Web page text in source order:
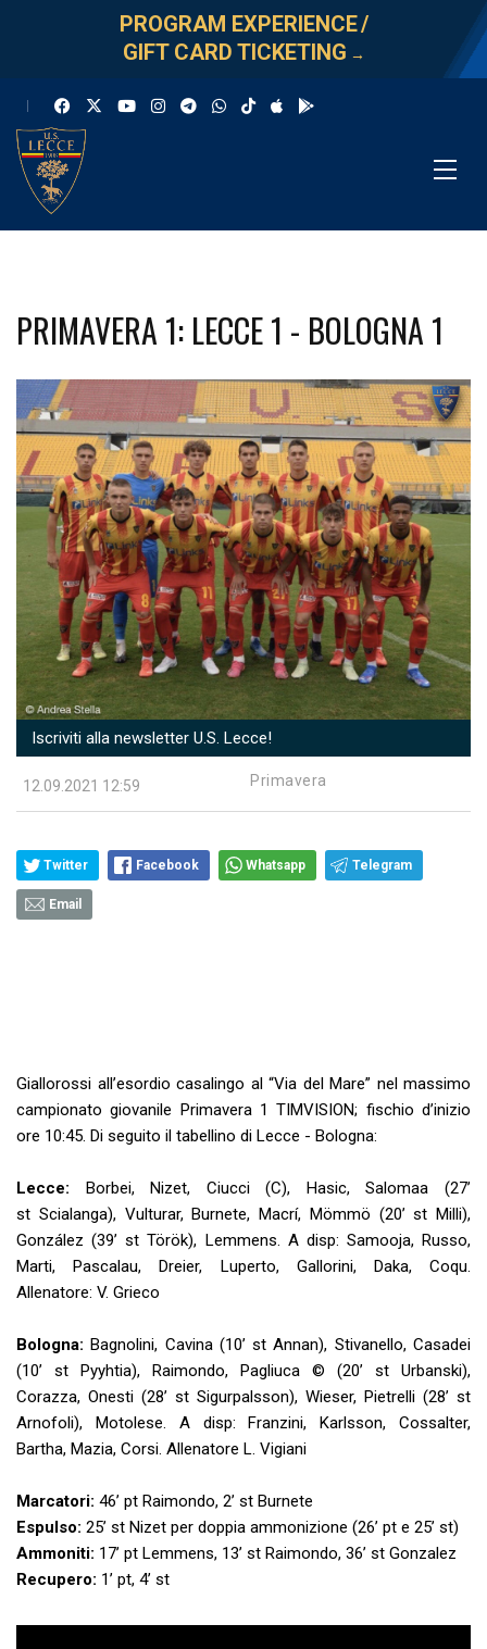
PROGRAM EXPERIENCE/
GIFT CARD TICKETING →
PRIMAVERA 1: LECCE 1 - BOLOGNA 1
Iscriviti alla newsletter U.S. Lecce!
12.09.2021 12:59 Primavera
Twitter Facebook Whatsapp Telegram
Email
Giallorossi all’esordio casalingo al “Via del Mare” nel massimo
campionato giovanile Primavera 1 TIMVISION; fischio d’inizio
ore 10:45. Di seguito il tabellino di Lecce - Bologna:
Lecce: Borbei, Nizet, Ciucci (C), Hasic, Salomaa (27’
st Scialanga), Vulturar, Burnete, Macrí, Mömmö (20’ st Milli),
González (39’ st Török), Lemmens. A disp: Samooja, Russo,
Marti, Pascalau, Dreier, Luperto, Gallorini, Daka, Coqu.
Allenatore: V. Grieco
Bologna:Bagnolini, Cavina(10’ st Annan), Stivanello, Casadei
(10’ st Pyyhtia), Raimondo, Pagliuca © (20’ st Urbanski),
Corazza, Onesti (28’ st Sigurpalsson), Wieser, Pietrelli (28’ st
Arnofoli), Motolese. A disp: Franzini, Karlsson, Cossalter,
Bartha, Mazia, Corsi. Allenatore L. Vigiani
Marcatori: 46’ pt Raimondo, 2’ st Burnete
Espulso: 25’ st Nizet per doppia ammonizione (26’ pt e 25’ st)
Ammoniti: 17’ pt Lemmens, 13’ st Raimondo, 36’ st Gonzalez
Recupero: 1’ pt, 4’ st